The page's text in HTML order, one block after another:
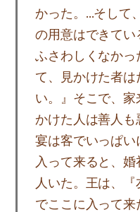
かった。…そして
の用意はできてい
ふさわしくなかっ
て、見かけた者は
い。』そこで、
かけた人は善人
宴は客でいっぱい
入って来ると、
人いた。王は、
でここに入って